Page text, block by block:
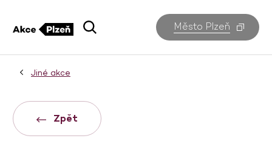
Město Plzeň
Jiné akce
Zpět